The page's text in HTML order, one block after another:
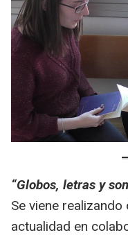
“Globos, letras y
Se viene
actualidad en